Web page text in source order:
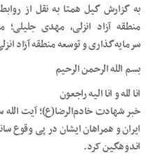
به گزارش گیل همتا به نقل از
منطقه آزاد انزلی، مهدی
سرمایه‌گذاری و توسعه منطقه آزاد
بسم الله الرحمن الرحیم
انا لله و انا الیه راجعون
خبر شهادت خادم‌الرضا(ع)؛ آیت
ایران و همراهان ایشان در پی وقوع
اندوهگین‌ کرد.